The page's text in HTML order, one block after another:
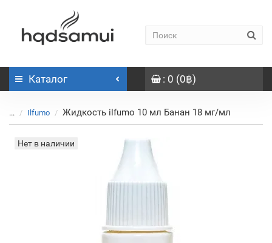
Каталог : 0 (0฿)
... Ilfumo Жидкость ilfumo 10 мл Банан 18 мг/мл
Нет в наличии